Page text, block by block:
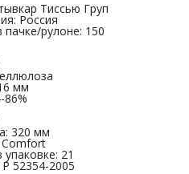
Тиссью Груп
Россия
рулоне: 150
мм
86%
320 мм
Comfort
21
52354-2005